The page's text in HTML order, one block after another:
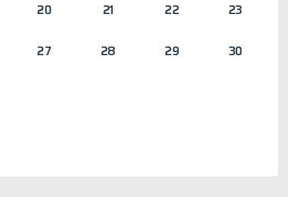
20 21 22 23
27 28 29 30